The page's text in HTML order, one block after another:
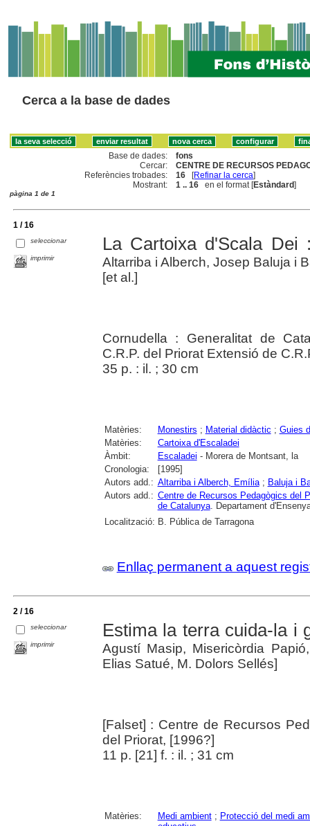
Cerca a la base de dades
Base de dades:
fons
Cercar:
CENTRE DE RECURSOS
Referències trobades:
16 [Refinar la cerca]
Mostrant:
1 .. 16 en el format [Estàndard]
pàgina 1 de 1
1 / 16
seleccionar
imprimir
La Cartoixa d'Scala Dei
Altarriba i Alberch, Josep Baluja i
[et al.]
Cornudella : Generalitat de
C.R.P. del Priorat Extensió de
35 p. : il. ; 30 cm
Matèries: Monestirs ; Material didàctic ; Guies
Matèries:
Cartoixa d'Escaladei
Àmbit:
Escaladei - Morera de Montsant, la
Cronologia:
[1995]
Autors add.: Altarriba i Alberch, Emília; Baluja i
Autors add.: Centre de Recursos Pedagògics del
de Catalunya. Departament
Localització: B. Pública de Tarragona
Enllaç permanent a aquest
2 / 16
seleccionar
imprimir
Estima la terra cuida-la i
Agustí Masip, Misericòrdia
Elias Satué, M. Dolors Sellés]
[Falset] : Centre de Recursos
del Priorat, [1996?]
11 p. [21] f. : il. ; 31 cm
Matèries: Medi ambient; Protecció del medi